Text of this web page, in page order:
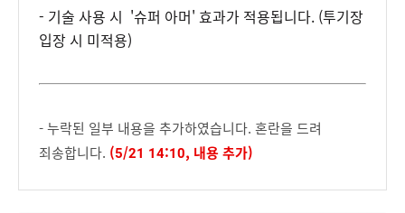
- 기술 사용 시 '슈퍼 아머' 효과가 적용됩니다. (투기장
입장 시 미적용)
- 누락된 일부 내용을 추가하였습니다. 혼란을 드려
죄송합니다. (5/21 14:10, 내용 추가)